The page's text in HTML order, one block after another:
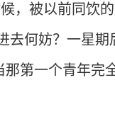
，被以前同饮
去何妨？一星
那第一个青年完